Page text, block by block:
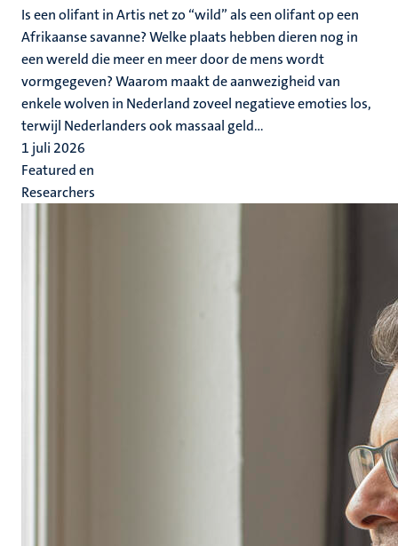
Is een olifant in Artis net zo “wild” als een olifant op een
Afrikaanse savanne? Welke plaats hebben dieren nog in
een wereld die meer en meer door de mens wordt
vormgegeven? Waarom maakt de aanwezigheid van
enkele wolven in Nederland zoveel negatieve emoties los,
terwijl Nederlanders ook massaal geld...
1 juli 2026
Featured en
Researchers